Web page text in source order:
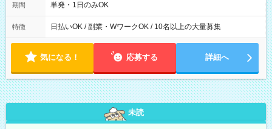
期間 単発・1日のみOK
特徴 日払いOK / 副業・WワークOK / 10名以上の大量募集
気になる！ 応募する 詳細へ
未読